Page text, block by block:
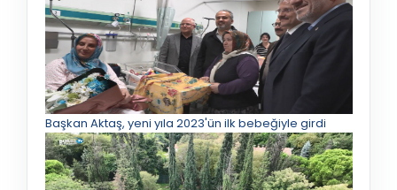
Başkan Aktaş, yeni yıla 2023'ün ilk bebeğiyle girdi